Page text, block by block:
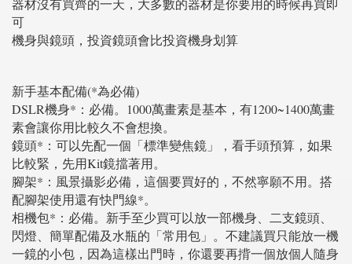
器材沒有買齊的一天，大多數的器材是你要用的時候再買即
可
機身與鏡頭，投資鏡頭會比投資機身划算
新手基本配備(*為必備)
DSLR機身*：必備。1000萬畫素是基本，有1200~1400萬畫
素會讓你用比較久不會想換。
鏡頭*：可以先配一個「標準變焦鏡」，看手頭預算，如果
比較緊，先用Kit鏡擋著用。
腳架*：風景攝影必備，這個要買好的，不然寧願不用。搭
配腳架使用還有快門線*。
相機包*：必備。新手至少買可以放一部機身、二支鏡頭、
閃燈、簡單配備及水瓶的「常用包」。不建議買只能放一機
一鏡的小包，因為這樣出門時，你還要再揹一個放個人隨身